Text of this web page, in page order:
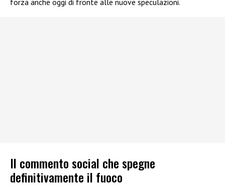
Il commento social che spegne
definitivamente il fuoco